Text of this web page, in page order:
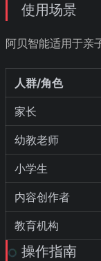
使用场景
阿贝智能适用于亲
人群/角色
家长
幼教老师
小学生
内容创作者
教育机构
操作指南